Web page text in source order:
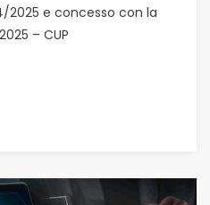
2025 e concesso con la
– CUP